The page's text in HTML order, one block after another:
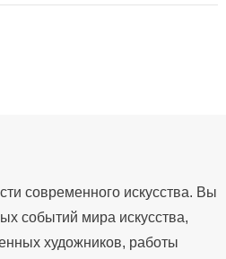
современного искусства. Вы
событий мира искусства,
художников, работы